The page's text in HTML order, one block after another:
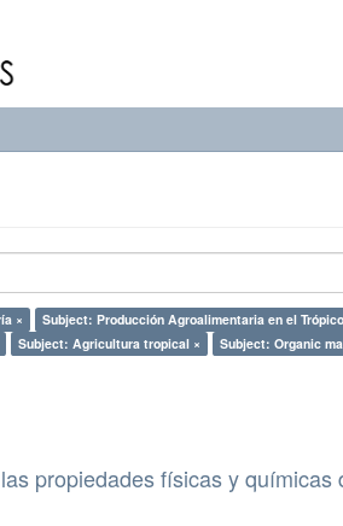
× Subject: Producción Agroalimentaria en el
Subject: Agricultura tropical × Subject: Organic
propiedades físicas y